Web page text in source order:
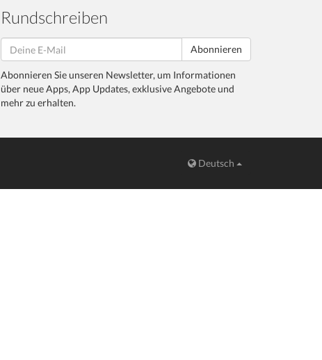
Rundschreiben
Abonnieren
Abonnieren Sie unseren Newsletter, um Informationen
über neue Apps, App Updates, exklusive Angebote und
mehr zu erhalten.
Deutsch